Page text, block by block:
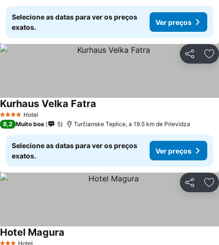
Selecione as datas para ver os preços
exatos.
Ver preços
Partilhar
4 EstrelasHotel
Kurhaus Velka Fatra
8,2 Muito boa 5 Turčianske Teplice, a 19.5 km de Prievidza
Selecione as datas para ver os preços
exatos.
Ver preços
Partilhar
Hotel
Hotel Magura